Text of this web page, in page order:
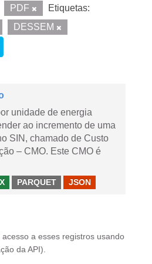
PDF
Etiquetas:
DESSEM
unidade de energia
ao incremento de uma
SIN, chamado de Custo
– CMO. Este CMO é
PARQUET JSON
a esses registros usando
da API ).